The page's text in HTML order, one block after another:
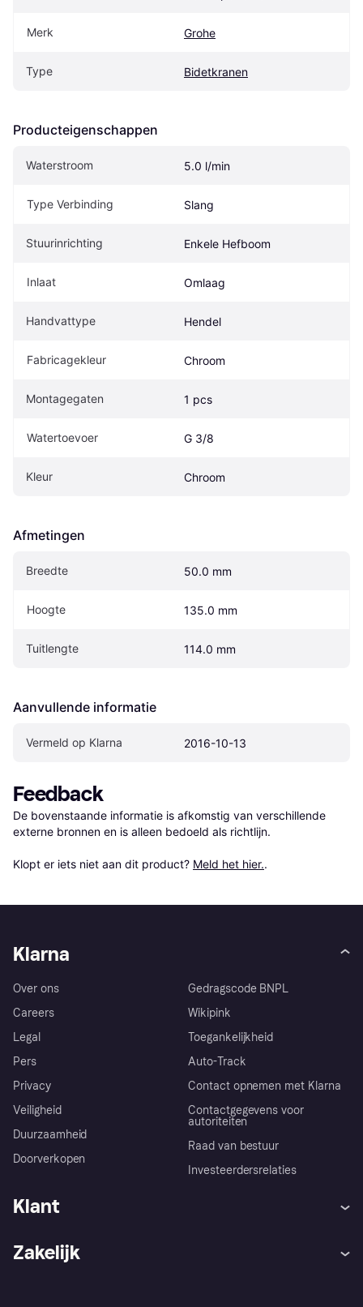
Merk Grohe
Type Bidetkranen
Producteigenschappen
Waterstroom 5.0 l/min
Type Verbinding Slang
Stuurinrichting Enkele Hefboom
Inlaat Omlaag
Handvattype Hendel
Fabricagekleur Chroom
Montagegaten 1 pcs
Watertoevoer G 3/8
Kleur Chroom
Afmetingen
Breedte 50.0 mm
Hoogte 135.0 mm
Tuitlengte 114.0 mm
Aanvullende informatie
Vermeld op Klarna 2016-10-13
Feedback
De bovenstaande informatie is afkomstig van verschillende
externe bronnen en is alleen bedoeld als richtlijn.
Klopt er iets niet aan dit product? Meld het hier..
Klarna
Over ons
Careers
Legal
Pers
Privacy
Veiligheid
Duurzaamheid
Doorverkopen
Gedragscode BNPL
Wikipink
Toegankelijkheid
Auto-Track
Contact opnemen met Klarna
Contactgegevens voor
autoriteiten
Raad van bestuur
Investeerdersrelaties
Klant
Zakelijk